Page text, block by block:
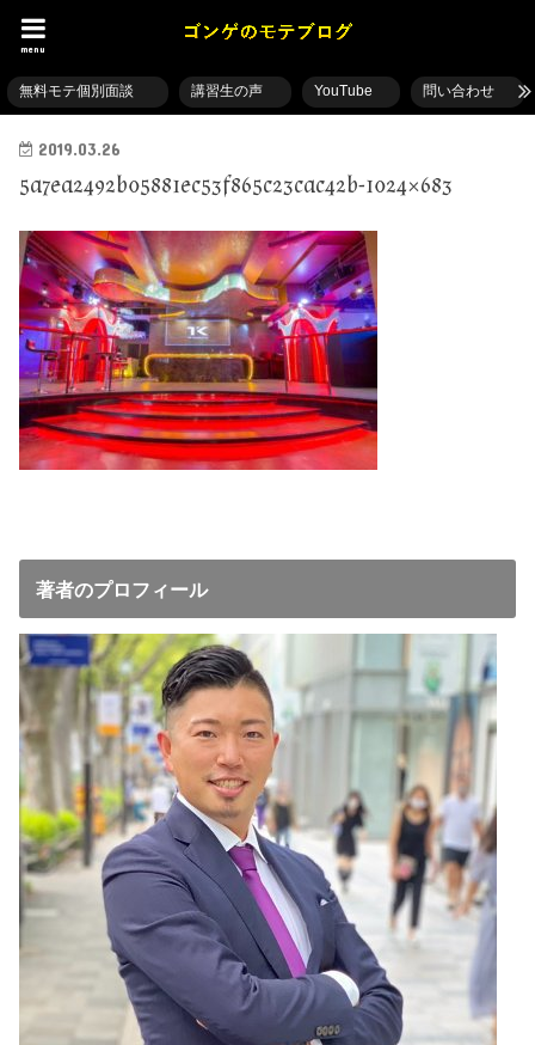
menu
無料モテ個別面談 講習生の声 YouTube 問い合わせ
2019.03.26
5a7ea2492b05881ec53f865c23cac42b-1024×683
著者のプロフィール